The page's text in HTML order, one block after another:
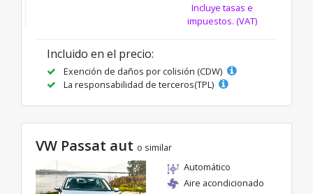
Incluye tasas e
impuestos. (VAT)
Incluido en el precio:
Exención de daños por colisión (CDW)
La responsabilidad de terceros(TPL)
VW Passat aut o similar
Automático
Aire acondicionado